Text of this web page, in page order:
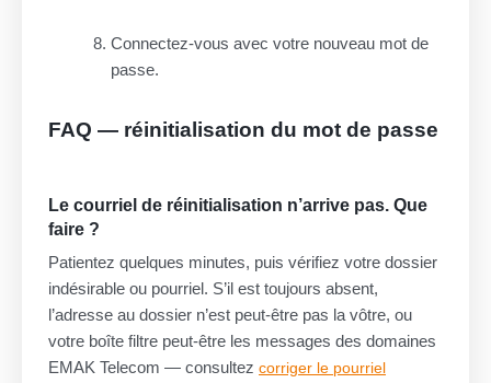
Connectez-vous avec votre nouveau mot de
passe.
FAQ — réinitialisation du mot de passe
Le courriel de réinitialisation n’arrive pas. Que
faire ?
Patientez quelques minutes, puis vérifiez votre dossier
indésirable ou pourriel. S’il est toujours absent,
l’adresse au dossier n’est peut-être pas la vôtre, ou
votre boîte filtre peut-être les messages des domaines
EMAK Telecom — consultez corriger le pourriel